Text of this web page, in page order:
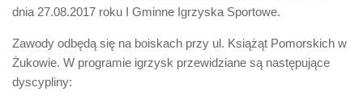
dnia 27.08.2017 roku I Gminne Igrzyska Sportowe.
Zawody odbędą się na boiskach przy ul. Książąt Pomorskich w
Żukowie. W programie igrzysk przewidziane są następujące
dyscypliny: